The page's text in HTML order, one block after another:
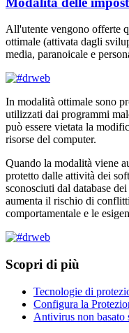
All'utente vengono offerte
ottimale (attivata dagli
media, paranoicale e
In modalità ottimale sono
utilizzati dai programmi
può essere vietata la
risorse del computer.
Quando la modalità viene
protetto dalle attività dei
sconosciuti dal database
aumenta il rischio di
comportamentale e le
Scopri di più
Tecnologie di
Configura la
Antivirus non